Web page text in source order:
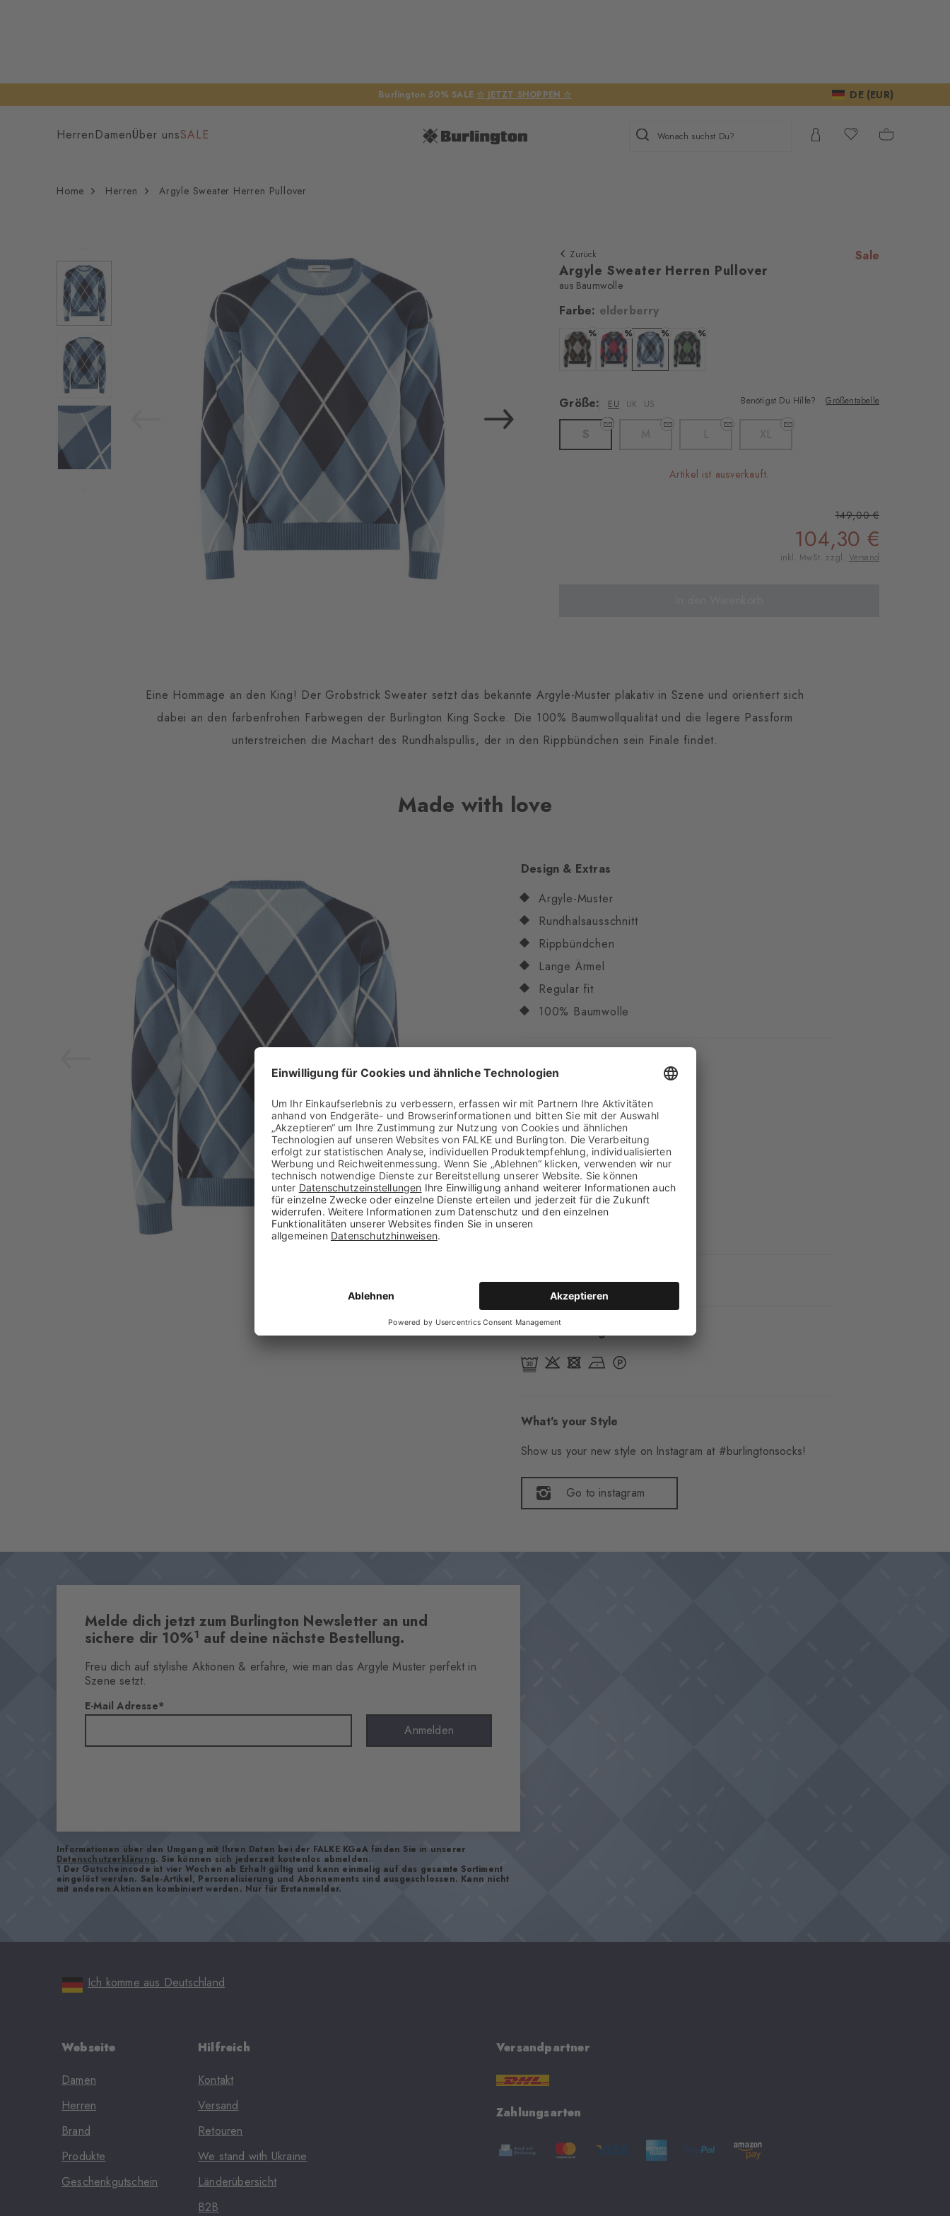
Burlington 50% SALE ☆ JETZT SHOPPEN ☆ DE (EUR)
HerrenDamenÜber unsSALE Wonach suchst Du?
Home Herren Argyle Sweater Herren Pullover
Zurück Sale
Argyle Sweater Herren Pullover
aus Baumwolle
Farbe: elderberry
%
Farbe: black-flames
%
Farbe: marine
%
Farbe: elderberry
%
Größe:
EU UK US Benötigst Du Hilfe? Größentabelle
S M L XL
Artikel ist ausverkauft.
149,00 €
104,30 €
inkl. MwSt. zzgl. Versand
Eine Hommage an den King! Der Grobstrick Sweater setzt das bekannte Argyle-Muster plakativ in Szene und orientiert sich
dabei an den farbenfrohen Farbwegen der Burlington King Socke. Die 100% Baumwollqualität und die legere Passform
unterstreichen die Machart des Rundhalspullis, der in den Rippbündchen sein Finale findet.
Made with love
Design & Extras
Argyle-Muster
Rundhalsausschnitt
Rippbündchen
Lange Ärmel
Regular fit
100% Baumwolle
Muster Argyle
Transparenz Blickdicht
Material 100% Baumwolle
Optik grob
Tragegefühl angenehm weich
Stil
Artikelnummer 29105_6523
Wasch- & Pflegehinweise
What's your Style
Show us your new style on Instagram at #burlingtonsocks!
Go to instagram
Melde dich jetzt zum Burlington Newsletter an und
sichere dir 10%1 auf deine nächste Bestellung.
Freu dich auf stylishe Aktionen & erfahre, wie man das Argyle Muster perfekt in
Szene setzt.
E-Mail Adresse
Anmelden
Informationen über den Umgang mit Ihren Daten bei der FALKE KGaA finden Sie in unserer
Datenschutzerklärung. Sie können sich jederzeit kostenlos abmelden.
1 Der Gutscheincode ist vier Wochen ab Erhalt gültig und kann einmalig auf das gesamte Sortiment
eingelöst werden. Sale-Artikel, Personalisierung und Abonnements sind ausgeschlossen. Kann nicht
mit anderen Aktionen kombiniert werden. Nur für Erstanmelder.
Ich komme aus Deutschland
Webseite
Damen
Herren
Brand
Produkte
Geschenkgutschein
Hilfreich
Kontakt
Versand
Retouren
We stand with Ukraine
Länderübersicht
B2B
Versandpartner
Zahlungsarten